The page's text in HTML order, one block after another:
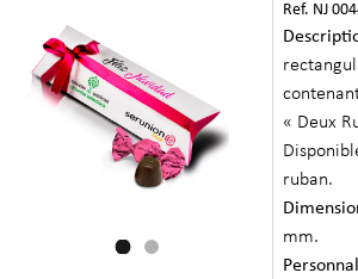
Ref. NJ
« Deux
ruban.
mm.